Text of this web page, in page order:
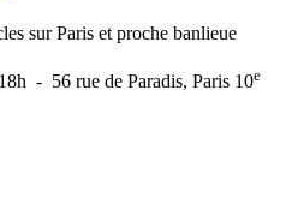
sur Paris et proche banlieue
- 56 rue de Paradis, Paris 10e